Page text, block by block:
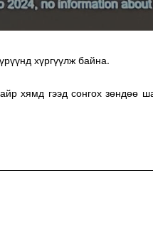
хүргүүлж байна.
хямд гээд сонгох зөндөө